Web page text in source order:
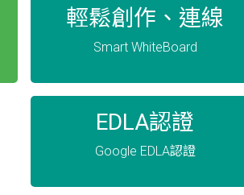
輕鬆創作、連線
Smart WhiteBoard
EDLA認證
Google EDLA認證